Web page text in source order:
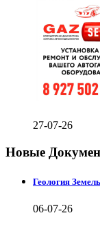
27-07-26
Новые
Геология
06-07-26